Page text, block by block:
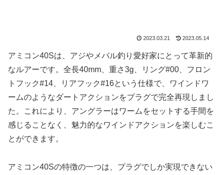
2023.03.21 2023.05.14
アミコン40Sは、アジやメバル釣り愛好家にとって革新的
なルアーです。全長40mm、重さ3g、リング#00、フロン
トフック#14、リアフック#16という仕様で、ワインドワ
ームのようなダートアクションをプラグで完全再現しまし
た。これにより、アングラーはワームをセットする手間を
感じることなく、魅力的なワインドアクションを楽しむこ
とができます。
アミコン40Sの特徴の一つは、プラグでしか実現できない